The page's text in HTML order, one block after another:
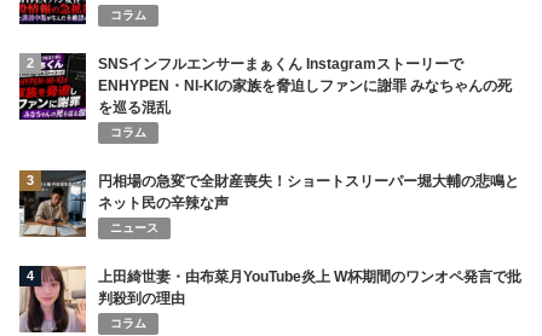
コラム
2
SNSインフルエンサーまぁくん Instagramストーリーで
ENHYPEN・NI-KIの家族を脅迫しファンに謝罪 みなちゃんの死
を巡る混乱
コラム
3
円相場の急変で全財産喪失！ショートスリーパー堀大輔の悲鳴と
ネット民の辛辣な声
ニュース
4
上田綺世妻・由布菜月YouTube炎上 W杯期間のワンオペ発言で批
判殺到の理由
コラム